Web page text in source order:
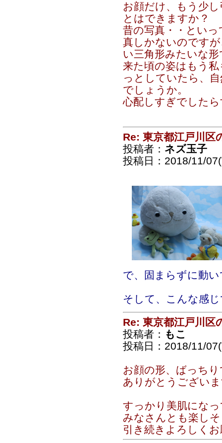
お顔だけ、もう少
とはできますか？
昔の写真・・とい
真しかないのです
い三角形みたいな形
来た頃の姿はもう
っとしていたら、
でしょうか。
心配しすぎでした
Re: 東京都江戸川区
投稿者： ネズ玉子
投稿日：2018/11/
で、固まらずに動
そして、こんな感
Re: 東京都江戸川区
投稿者： もこ
投稿日：2018/11/
お顔の形、ばっち
ありがとうござい
すっかり美肌にな
みなさんとも楽し
引き続きよろしく